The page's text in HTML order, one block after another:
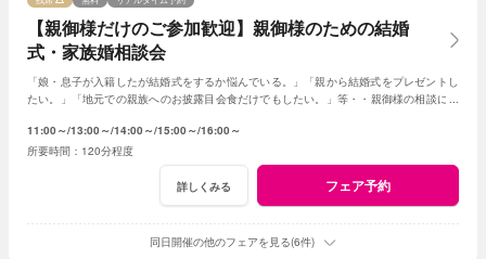
【親御様だけのご参加歓迎】親御様のための結婚
式・家族婚相談会
「娘・息子が入籍したが結婚式をするか悩んでいる。」「親から結婚式をプレゼントし
たい。」「地元での親族へのお披露目会食だけでもしたい。」等・・親御様の相談にベ
11:00～ 13:00～ 14:00～ 15:00～ 16:00～
120分程度
詳しくみる フェア予約
同日開催の他のフェアを見る(6件)